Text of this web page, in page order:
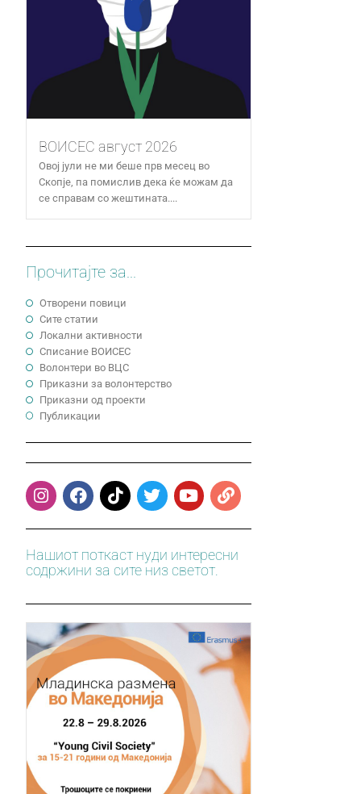
ВОИСЕС август 2026
Овој јули не ми беше прв месец во
Скопје, па помислив дека ќе можам да
се справам со жештината....
Прочитајте за...
Отворени повици
Сите статии
Локални активности
Cписание ВОИСЕС
Волонтери во ВЦС
Приказни за волонтерство
Приказни од проекти
Публикации
Нашиот поткаст нуди интересни
содржини за сите низ светот.